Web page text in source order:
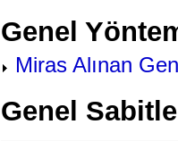
Genel
Miras Alınan
Genel